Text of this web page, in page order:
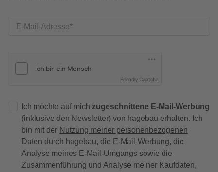
E-Mail-Adresse
Friendly Captcha
Ich möchte auf mich zugeschnittene E-Mail-Werbung
(inklusive den Newsletter) von hagebau erhalten. Ich
bin mit der Nutzung meiner personenbezogenen
Daten durch hagebau, die E-Mail-Werbung, die
Analyse meines E-Mail-Umgangs sowie die
Zusammenführung und Analyse meiner Kaufdaten,